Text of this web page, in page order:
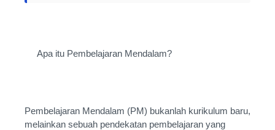
Apa itu Pembelajaran Mendalam?
Pembelajaran Mendalam (PM) bukanlah kurikulum baru,
melainkan sebuah pendekatan pembelajaran yang